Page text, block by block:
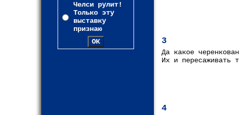
Челси рулит!
Только эту
выставку
признаю
3
Да какое
Их и пересаживать
4